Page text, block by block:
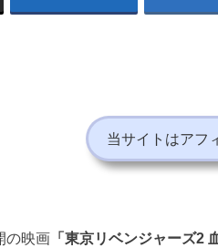
当サイトはアフ
の映画 「東京リベンジャーズ2